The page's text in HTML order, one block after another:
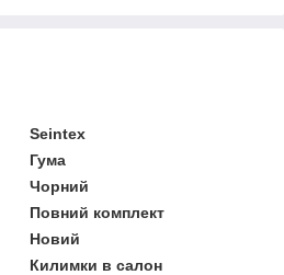
Seintex
Гума
Чорний
Повний комплект
Новий
Килимки в салон